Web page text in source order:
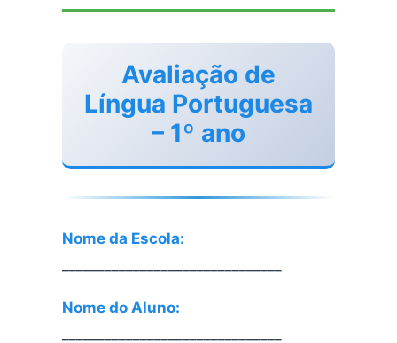
Avaliação de
Língua Portuguesa
– 1º ano
Nome da Escola:
Nome do Aluno: